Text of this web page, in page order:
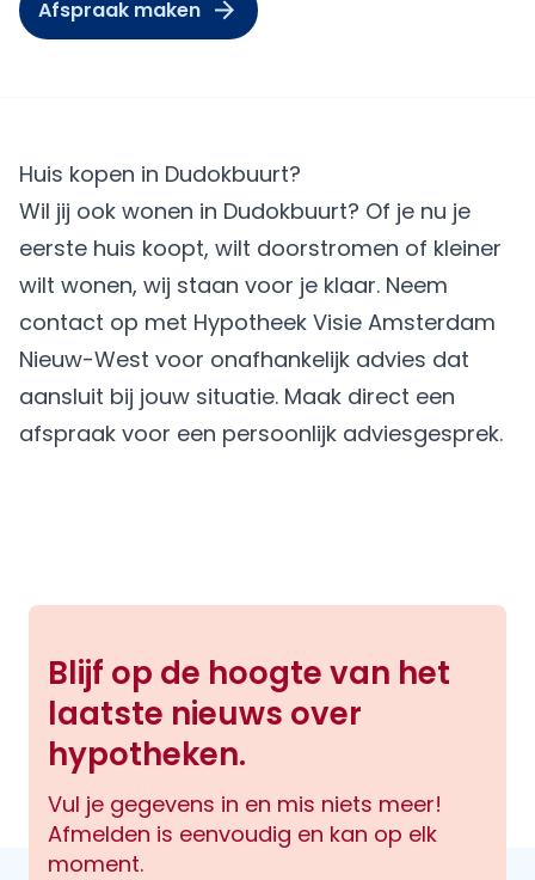
Afspraak maken
Huis kopen in Dudokbuurt?
Wil jij ook wonen in Dudokbuurt? Of je nu je
eerste huis koopt, wilt doorstromen of kleiner
wilt wonen, wij staan voor je klaar. Neem
contact op met Hypotheek Visie Amsterdam
Nieuw-West voor onafhankelijk advies dat
aansluit bij jouw situatie. Maak direct een
afspraak voor een persoonlijk adviesgesprek.
Blijf op de hoogte van het
laatste nieuws over
hypotheken.
Vul je gegevens in en mis niets meer!
Afmelden is eenvoudig en kan op elk
moment.